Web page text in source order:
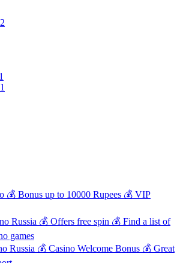
💰 Bonus up to 10000 Rupees 💰 VIP
Russia 💰 Offers free spin 💰 Find a list of
games
Russia 💰 Casino Welcome Bonus 💰 Great